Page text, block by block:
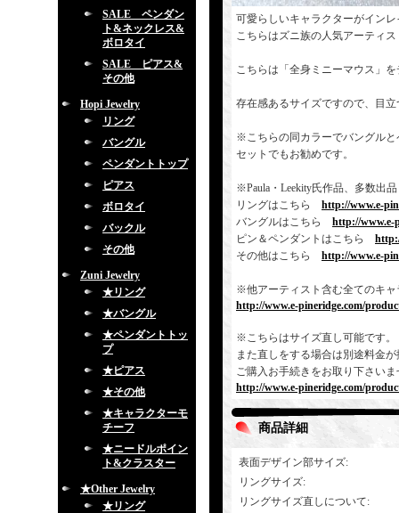
SALE ペンダン
ト&ネックレス&
ボロタイ
SALE ピアス&
その他
Hopi Jewelry
リング
バングル
ペンダントトップ
ピアス
ボロタイ
バックル
その他
Zuni Jewelry
★リング
★バングル
★ペンダントトッ
プ
★ピアス
★その他
★キャラクターモ
チーフ
★ニードルポイン
ト&クラスター
★Other Jewelry
★リング
可愛らしいキャラクターがイン
こちらはズニ族の人気アーティ
こちらは「全身ミニーマウス」
存在感あるサイズですので、目
※こちらの同カラーでバングル
セットでもお勧めです。
※Paula・Leekity氏作品、多数出
リングはこちら http://www.e-
バングルはこちら http://www.e-
ピン＆ペンダントはこちら
その他はこちら http://www.e-
※他アーティスト含む全てのキ
http://www.e-pineridge.com/
※こちらはサイズ直し可能です
また直しをする場合は別途料金
ご購入お手続きをお取り下さいま
http://www.e-pineridge.com/
商品詳細
表面デザイン部サイズ:
リングサイズ:
リングサイズ直しについて: